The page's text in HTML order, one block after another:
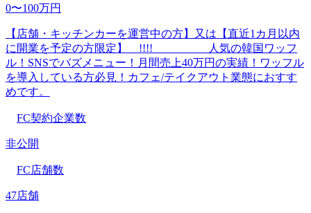
0〜100万円
【店舗・キッチンカーを運営中の方】又は【直近1カ月以内
に開業を予定の方限定】 !!!! 人気の韓国ワッフ
ル！SNSでバズメニュー！月間売上40万円の実績！ワッフル
を導入している方必見！カフェ/テイクアウト業態におすす
めです。
FC契約企業数
非公開
FC店舗数
47店舗